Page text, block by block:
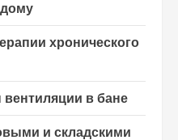
хронического
в бане
и складскими